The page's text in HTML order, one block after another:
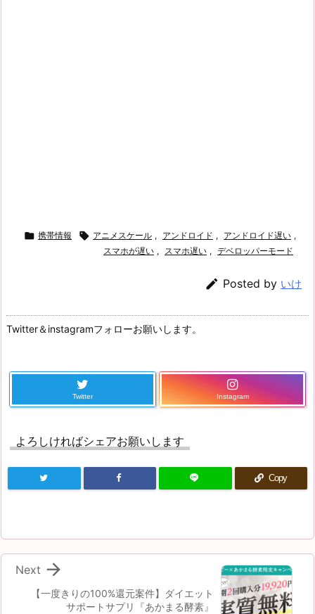
 携帯情報  アニメスケール , アンドロイド , アンドロイド遅い ,
スマホが遅い , スマホ遅い , デベロッパーモード
 Posted by いけ
Twitter＆instagramフォローお願いします。
Twitter Instagram
よろしければシェアお願いします
Copy
【一度きりの100%還元案件】ダイエット
サポートサプリ『あかまる酵素』

Next